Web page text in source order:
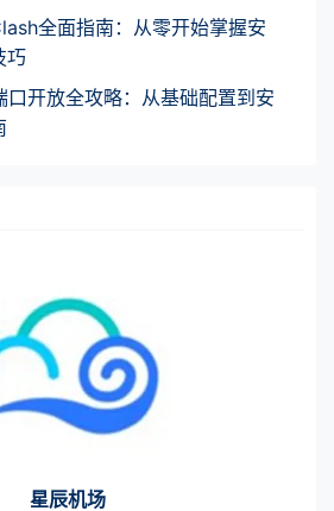
全面指南：从零开始掌握安
巧
口开放全攻略：从基础配置到安
星辰机场